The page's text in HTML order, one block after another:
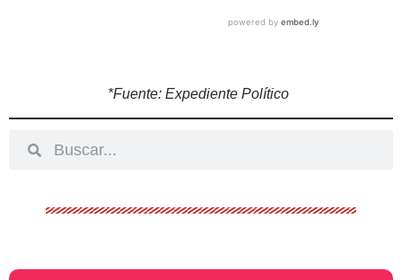
*Fuente: Expediente Político